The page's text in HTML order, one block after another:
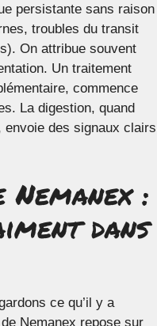
persistante sans raison
troubles du transit
On attribue souvent
Un traitement
commence
La digestion, quand
des signaux clairs
:
dans
ce qu’il y a
Nemanex repose sur